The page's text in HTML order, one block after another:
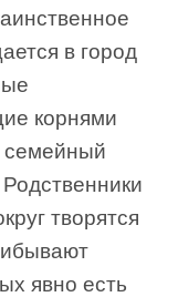
в город
корнями
семейный
творятся
явно есть